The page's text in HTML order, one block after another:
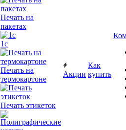
Печать на
пакетах
1c
Печать на
термокартоне
Печать этикеток
Акции
Как
купить